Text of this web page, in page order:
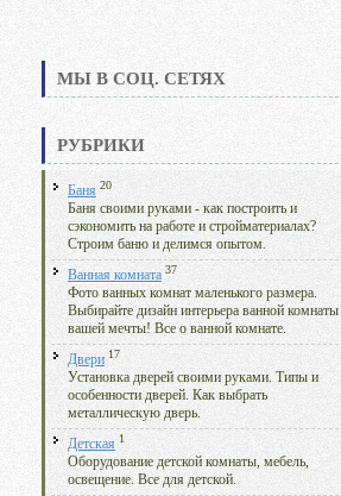
МЫ В СОЦ. СЕТЯХ
РУБРИКИ
Баня 20
Баня своими руками - как построить и
сэкономить на работе и стройматериалах?
Строим баню и делимся опытом.
Ванная комната 37
Фото ванных комнат маленького размера.
Выбирайте дизайн интерьера ванной комнаты
вашей мечты! Все о ванной комнате.
Двери 17
Установка дверей своими руками. Типы и
особенности дверей. Как выбрать
металлическую дверь.
Детская 1
Оборудование детской комнаты, мебель,
освещение. Все для детской.